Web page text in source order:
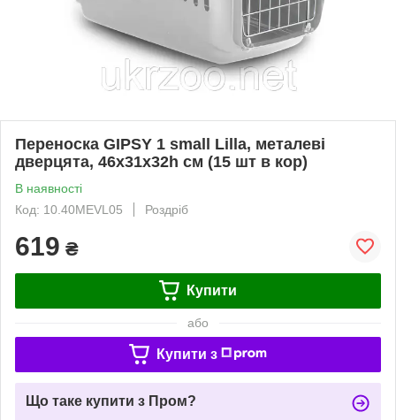
Переноска GIPSY 1 small Lilla, металеві
дверцята, 46x31x32h см (15 шт в кор)
В наявності
Код: 10.40MEVL05
Роздріб
619 ₴
Купити
або
Купити з
Що таке купити з Пром?